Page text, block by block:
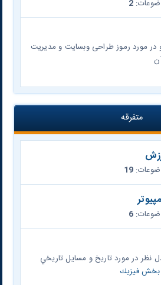
2
مورد رموز طراحی وبسایت و مدیریت
متفرقه
19
6
نظر در مورد تاريخ و مسايل تاريخي
بخش فيزيك